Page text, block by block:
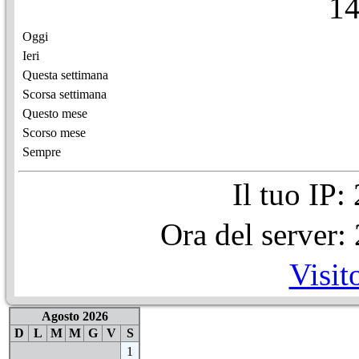
1
Oggi
Ieri
Questa settimana
Scorsa settimana
Questo mese
Scorso mese
Sempre
Il tuo IP:
Ora del
Agosto 2026
D
L M M G V
S
1